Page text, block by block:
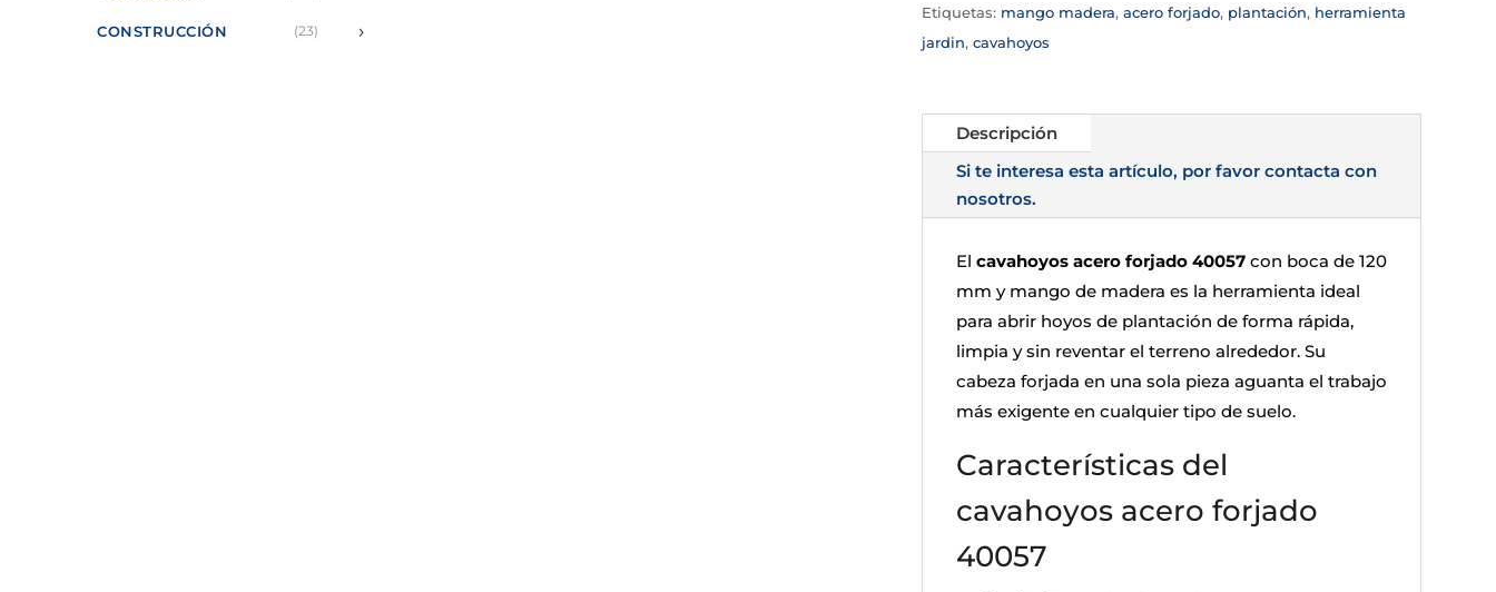
CONSTRUCCIÓN (23) ›
Etiquetas: mango madera, acero forjado, plantación, herramienta
jardin, cavahoyos
Descripción
Si te interesa esta artículo, por favor contacta con
nosotros.
El cavahoyos acero forjado 40057con boca de 120
mm y mango de madera es la herramienta ideal
para abrir hoyos de plantación de forma rápida,
limpia y sin reventar el terreno alrededor. Su
cabeza forjada en una sola pieza aguanta el trabajo
más exigente en cualquier tipo de suelo.
Características del
cavahoyos acero forjado
40057